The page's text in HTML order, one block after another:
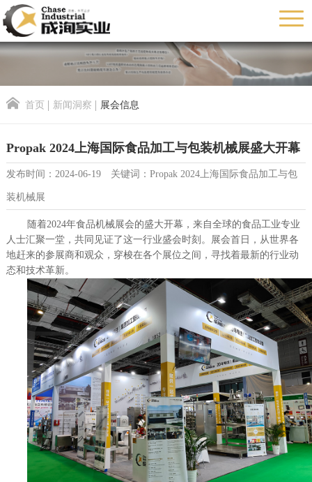
首页 新闻洞察 展会信息
Propak 2024上海国际食品加工与包装机械展盛大开幕
发布时间：2024-06-19 关键词：Propak 2024上海国际食品加工与包
装机械展
随着2024年食品机械展会的盛大开幕，来自全球的食品工业专业
人士汇聚一堂，共同见证了这一行业盛会时刻 。展会首日，从世界各
地赶来的参展商和观众，穿梭在各个展位之间，寻找着最新的行业动
态和技术革新。